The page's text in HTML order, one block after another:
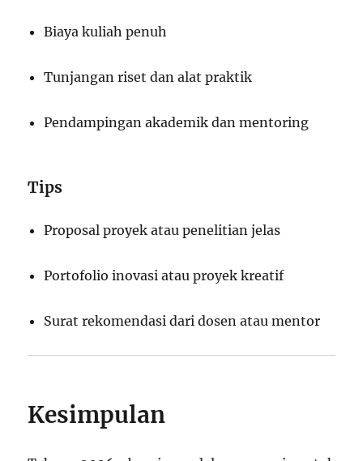
Biaya kuliah penuh
Tunjangan riset dan alat praktik
Pendampingan akademik dan mentoring
Tips
Proposal proyek atau penelitian jelas
Portofolio inovasi atau proyek kreatif
Surat rekomendasi dari dosen atau mentor
Kesimpulan